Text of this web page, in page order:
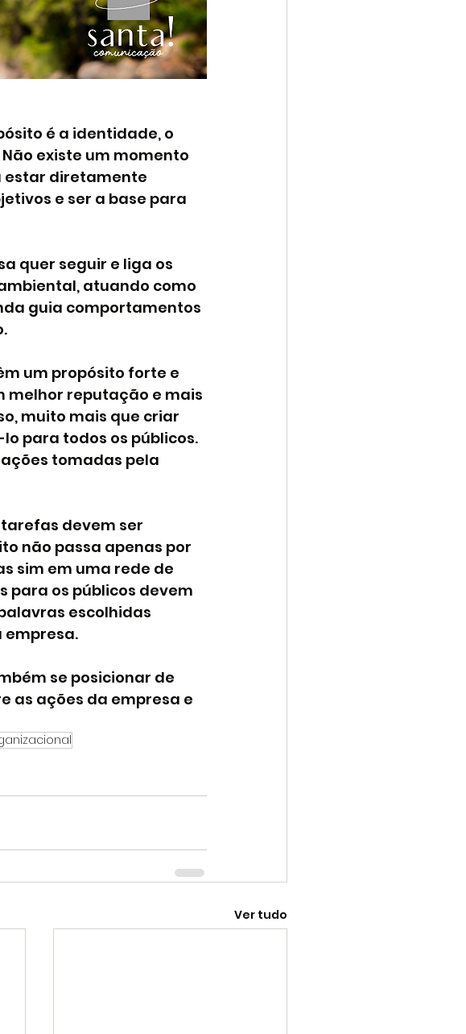
é a identidade, o
existe um momento
estar diretamente
e ser a base para
quer seguir e liga os
atuando como
guia comportamentos
um propósito forte e
melhor reputação e mais
muito mais que criar
para todos os públicos.
tomadas pela
devem ser
não passa apenas por
sim em uma rede de
para os públicos devem
escolhidas
empresa.
se posicionar de
as ações da empresa e
Ver tudo